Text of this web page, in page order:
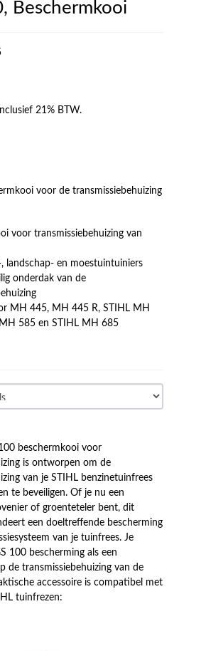
Beschermkooi
21% BTW.
voor de transmissiebehuizing
voor transmissiebehuizing van
landschap- en moestuintuiniers
onderdak van de
MH 445, MH 445 R, STIHL MH
585 en STIHL MH 685
beschermkooi voor
is ontworpen om de
van je STIHL benzinetuinfrees
te beveiligen. Of je nu een
of groenteteler bent, dit
een doeltreffende bescherming
van je tuinfrees. Je
100 bescherming als een
de transmissiebehuizing van de
accessoire is compatibel met
tuinfrezen: